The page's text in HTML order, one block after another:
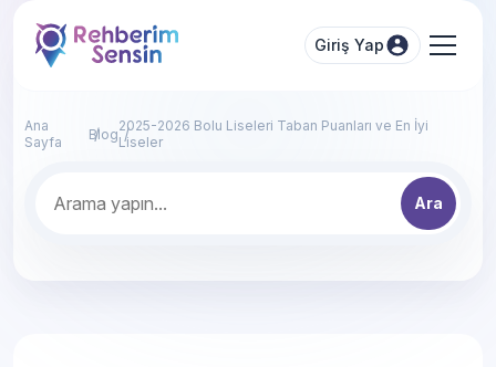
Giriş Yap
Ana
Sayfa
Blog2025-2026 Bolu Liseleri Taban Puanları ve En İyi
Liseler
Ara